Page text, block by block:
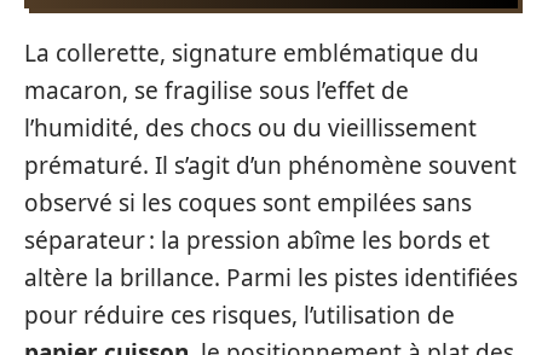
La collerette, signature emblématique du
macaron, se fragilise sous l’effet de
l’humidité, des chocs ou du vieillissement
prématuré. Il s’agit d’un phénomène souvent
observé si les coques sont empilées sans
séparateur : la pression abîme les bords et
altère la brillance. Parmi les pistes identifiées
pour réduire ces risques, l’utilisation de